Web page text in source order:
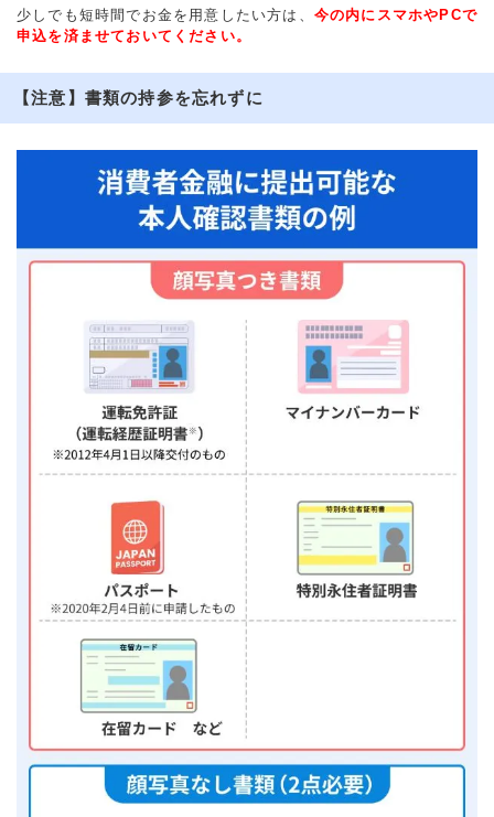
少しでも短時間でお金を用意したい方は、 今の内にスマホやPCで
申込を済ませておいてください。
【注意】書類の持参を忘れずに